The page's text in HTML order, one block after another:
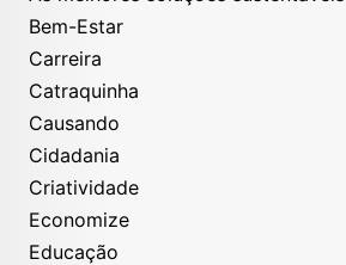
Bem-Estar
Carreira
Catraquinha
Causando
Cidadania
Criatividade
Economize
Educação